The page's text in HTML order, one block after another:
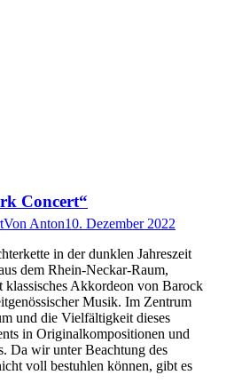
Concert“
Von Anton10. Dezember 2022
in der dunklen Jahreszeit
dem Rhein-Neckar-Raum,
klassisches Akkordeon von Barock
Musik. Im Zentrum
und die Vielfältigkeit dieses
in Originalkompositionen und
Da wir unter Beachtung des
voll bestuhlen können, gibt es